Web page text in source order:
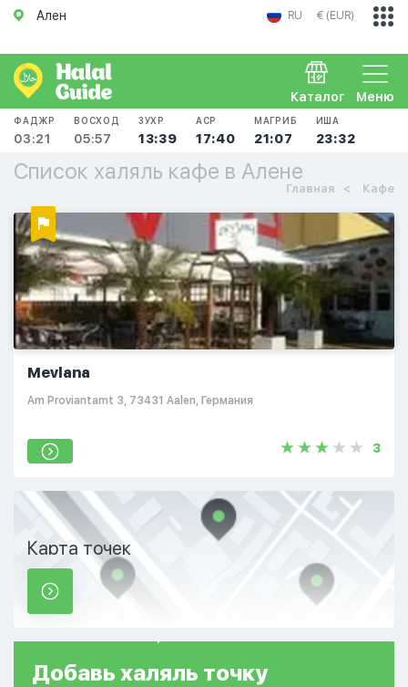
Ален RU € (EUR)
Меню
Каталог
ФАДЖР
03:21
ВОСХОД
05:57
ЗУХР
13:39
АСР
17:40
МАГРИБ
21:07
ИША
23:32
Список халяль кафе в Алене
Главная Кафе
Mevlana
Am Proviantamt 3, 73431 Aalen, Германия
3
Карта точек
Добавь халяль точку